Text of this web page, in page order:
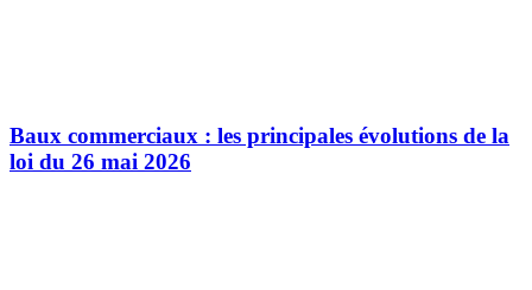
Baux commerciaux : les principales évolutions de la
loi du 26 mai 2026